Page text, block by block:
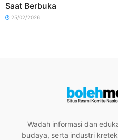
Saat Berbuka
25/02/2026
Wadah informasi dan
budaya, serta industri